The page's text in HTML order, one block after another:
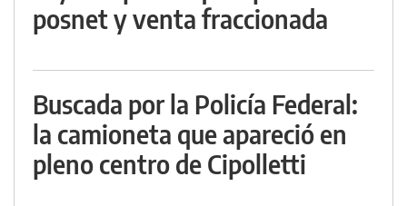
posnet y venta fraccionada
Buscada por la Policía Federal:
la camioneta que apareció en
pleno centro de Cipolletti